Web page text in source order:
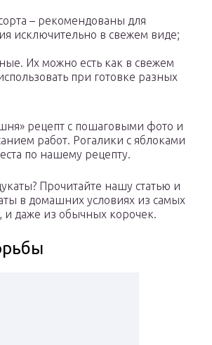
– рекомендованы для
исключительно в свежем виде;
Их можно есть как в свежем
при готовке разных
рецепт с пошаговыми фото и
работ. Рогалики с яблоками
по нашему рецепту.
Прочитайте нашу статью и
в домашних условиях из самых
и даже из обычных корочек.